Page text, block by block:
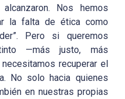
Nos hemos
la falta de ética como
Pero si queremos
—más justo, más
recuperar el
No solo hacia quienes
en nuestras propias